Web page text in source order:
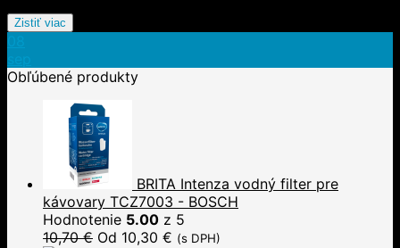
Zistiť viac
Obľúbené produkty
BRITA Intenza vodný filter pre
kávovary TCZ7003 - BOSCH
Hodnotenie 5.00 z 5
10,70€ Od 10,30 € (s DPH)